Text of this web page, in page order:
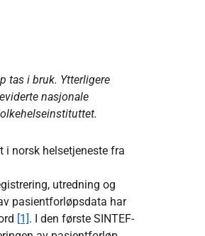
tas i bruk. Ytterligere
nasjonale
norsk helsetjeneste fra
utredning og
pasientforløpsdata har
[1]. I den første SINTEF-